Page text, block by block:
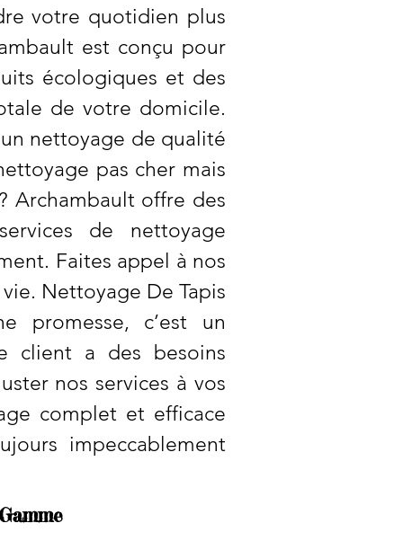
votre quotidien plus
est conçu pour
écologiques et des
de votre domicile.
nettoyage de qualité
pas cher mais
Archambault offre des
de nettoyage
Faites appel à nos
Nettoyage De Tapis
promesse, c’est un
client a des besoins
nos services à vos
complet et efficace
impeccablement